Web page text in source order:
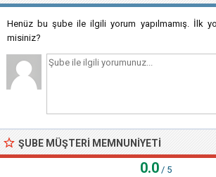
Henüz bu şube ile ilgili yorum yapılmamış. İlk
misiniz?
ŞUBE MÜŞTERI MEMNUNIYETI
0.0 / 5